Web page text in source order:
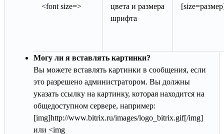
<font size=>
цвета и размера
шрифта
Могу ли я вставлять картинки?
Вы можете вставлять картинки в сообщения, если
это разрешено администратором. Вы должны
указать ссылку на картинку, которая находится на
общедоступном сервере, например:
[img]http://www.bitrix.ru/images/logo_bitrix.gif[/img]
или <img